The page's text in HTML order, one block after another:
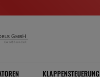
KLAPPENSTEUERUNG